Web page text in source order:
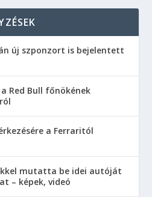
új szponzort is bejelentett
Red Bull főnökének
a Ferraritól
mutatta be idei autóját
– képek, videó